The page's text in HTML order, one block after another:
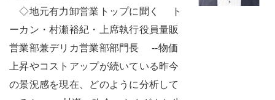
◇地元有力卸営業トップに聞く ト
ーカン・村瀬裕紀・上席執行役員量販
営業部兼デリカ営業部部門長 --物価
上昇やコストアップが続いている昨今
の景況感を現在、どのように分析して